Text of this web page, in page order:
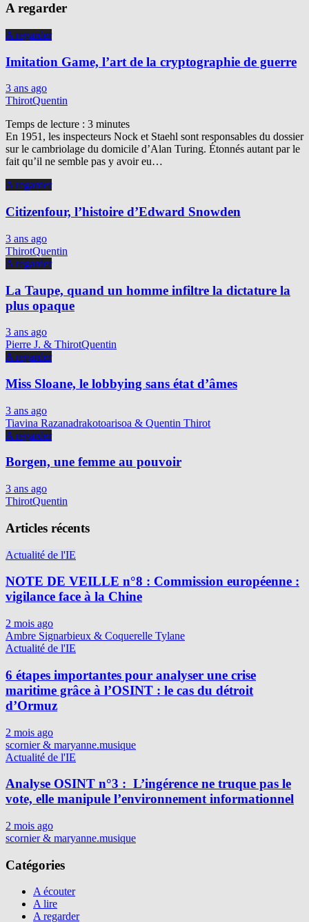
A regarder
A regarder
Imitation Game, l’art de la cryptographie de guerre
3 ans ago
ThirotQuentin
Temps de lecture : 3 minutes
En 1951, les inspecteurs Nock et Staehl sont responsables du dossier
sur le cambriolage du domicile d’Alan Turing. Étonnés autant par le
fait qu’il ne semble pas y avoir eu…
A regarder
Citizenfour, l’histoire d’Edward Snowden
3 ans ago
ThirotQuentin
A regarder
La Taupe, quand un homme infiltre la dictature la
plus opaque
3 ans ago
Pierre J. & ThirotQuentin
A regarder
Miss Sloane, le lobbying sans état d’âmes
3 ans ago
Tiavina Razanadrakotoarisoa & Quentin Thirot
A regarder
Borgen, une femme au pouvoir
3 ans ago
ThirotQuentin
Articles récents
Actualité de l'IE
NOTE DE VEILLE n°8 : Commission européenne :
vigilance face à la Chine
2 mois ago
Ambre Signarbieux & Coquerelle Tylane
Actualité de l'IE
6 étapes importantes pour analyser une crise
maritime grâce à l’OSINT : le cas du détroit
d’Ormuz
2 mois ago
scornier & maryanne.musique
Actualité de l'IE
Analyse OSINT n°3 : L’ingérence ne truque pas le
vote, elle manipule l’environnement informationnel
2 mois ago
scornier & maryanne.musique
Catégories
A écouter
A lire
A regarder